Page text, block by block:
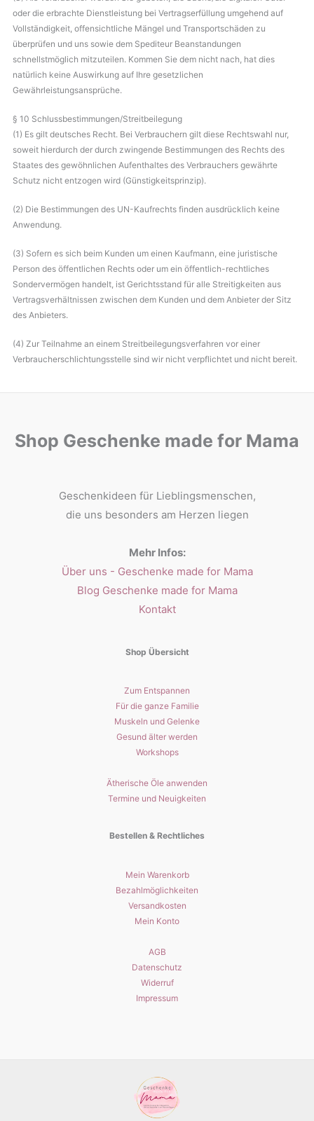
oder die erbrachte Dienstleistung bei Vertragserfüllung umgehend auf
Vollständigkeit, offensichtliche Mängel und Transportschäden zu
überprüfen und uns sowie dem Spediteur Beanstandungen
schnellstmöglich mitzuteilen. Kommen Sie dem nicht nach, hat dies
natürlich keine Auswirkung auf Ihre gesetzlichen
Gewährleistungsansprüche.
§ 10 Schlussbestimmungen/Streitbeilegung
(1) Es gilt deutsches Recht. Bei Verbrauchern gilt diese Rechtswahl nur,
soweit hierdurch der durch zwingende Bestimmungen des Rechts des
Staates des gewöhnlichen Aufenthaltes des Verbrauchers gewährte
Schutz nicht entzogen wird (Günstigkeitsprinzip).
(2) Die Bestimmungen des UN-Kaufrechts finden ausdrücklich keine
Anwendung.
(3) Sofern es sich beim Kunden um einen Kaufmann, eine juristische
Person des öffentlichen Rechts oder um ein öffentlich-rechtliches
Sondervermögen handelt, ist Gerichtsstand für alle Streitigkeiten aus
Vertragsverhältnissen zwischen dem Kunden und dem Anbieter der Sitz
des Anbieters.
(4) Zur Teilnahme an einem Streitbeilegungsverfahren vor einer
Verbraucherschlichtungsstelle sind wir nicht verpflichtet und nicht bereit.
Shop Geschenke made for Mama
Geschenkideen für Lieblingsmenschen,
die uns besonders am Herzen liegen
Mehr Infos:
Über uns - Geschenke made for Mama
Blog Geschenke made for Mama
Kontakt
Shop Übersicht
Zum Entspannen
Für die ganze Familie
Muskeln und Gelenke
Gesund älter werden
Workshops
Ätherische Öle anwenden
Termine und Neuigkeiten
Bestellen & Rechtliches
Mein Warenkorb
Bezahlmöglichkeiten
Versandkosten
Mein Konto
AGB
Datenschutz
Widerruf
Impressum